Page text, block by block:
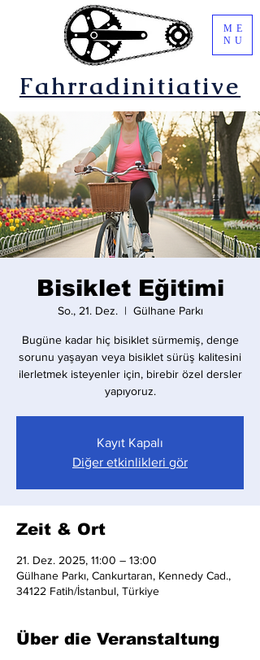
Fahrradinitiative
ME
NU
Bisiklet Eğitimi
So., 21. Dez.
  |
Gülhane Parkı
Bugüne kadar hiç bisiklet sürmemiş, denge
sorunu yaşayan veya bisiklet sürüş kalitesini
ilerletmek isteyenler için, birebir özel dersler
yapıyoruz.
Kayıt Kapalı
Diğer etkinlikleri gör
Zeit & Ort
21. Dez. 2025, 11:00 – 13:00
Gülhane Parkı, Cankurtaran, Kennedy Cad.,
34122 Fatih/İstanbul, Türkiye
Über die Veranstaltung